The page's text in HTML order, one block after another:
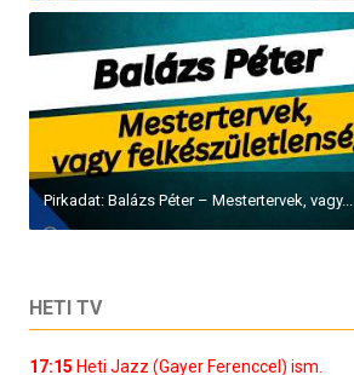
Pirkadat: Balázs Péter – Mestertervek, vagy...
HETI TV